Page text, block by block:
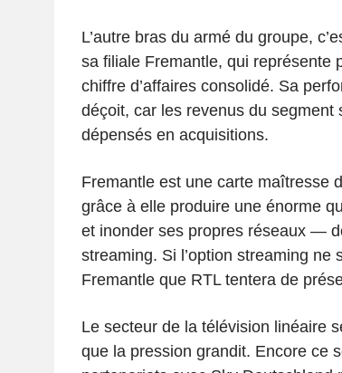
L’autre bras du armé du groupe,
sa filiale Fremantle, qui représente
chiffre d’affaires consolidé. Sa
déçoit, car les revenus du segment
dépensés en acquisitions.
Fremantle est une carte maîtresse
grâce à elle produire une énorme
et inonder ses propres réseaux —
streaming. Si l’option streaming ne
Fremantle que RTL tentera de
Le secteur de la télévision linéaire
que la pression grandit. Encore ce